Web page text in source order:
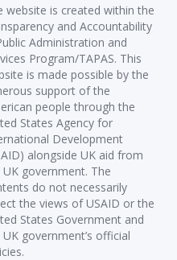
website is created within the
and Accountability
Administration and
Program/TAPAS. This
is made possible by the
support of the
people through the
States Agency for
Development
alongside UK aid from
government. The
do not necessarily
the views of USAID or the
States Government and
government’s official